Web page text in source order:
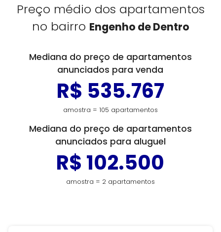
Preço médio dos apartamentos
no bairro Engenho de Dentro
Mediana do preço de apartamentos
anunciados para venda
R$ 535.767
amostra = 105 apartamentos
Mediana do preço de apartamentos
anunciados para aluguel
R$ 102.500
amostra = 2 apartamentos